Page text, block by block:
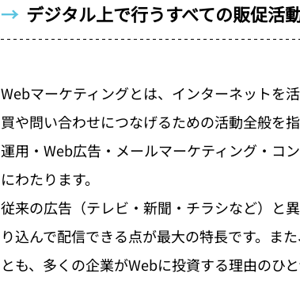
→ デジタル上で行うすべての販促活
Webマーケティングとは、インターネットを
買や問い合わせにつなげるための活動全般を
運用・Web広告・メールマーケティング・コ
にわたります。
従来の広告（テレビ・新聞・チラシなど）と
り込んで配信できる点が最大の特長です。ま
とも、多くの企業がWebに投資する理由のひと